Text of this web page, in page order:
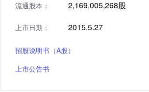
流通股本： 2,169,005,268股
上市日期： 2015.5.27
招股说明书（A股）
上市公告书